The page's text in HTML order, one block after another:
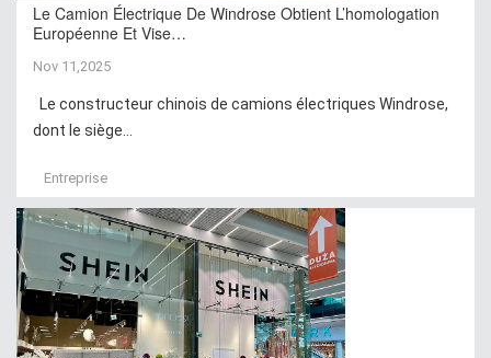
Le Camion Électrique De Windrose Obtient L’homologation
Européenne Et Vise…
Nov 11,2025
Le constructeur chinois de camions électriques Windrose,
dont le siège...
Entreprise